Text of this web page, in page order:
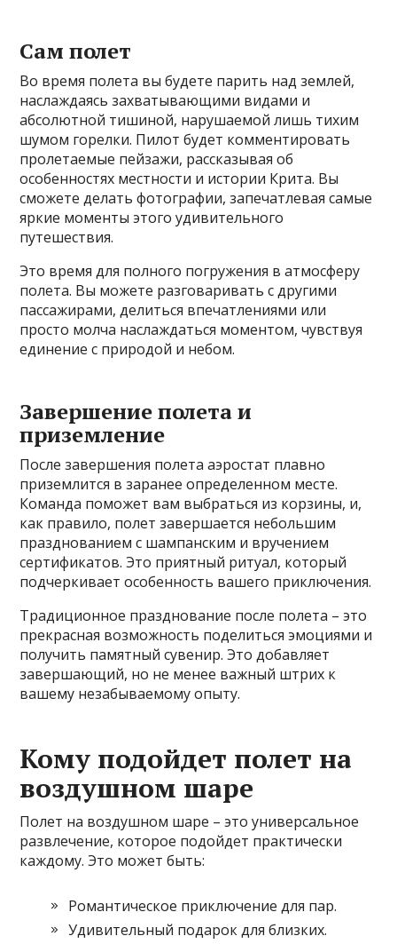
Сам полет
Во время полета вы будете парить над землей,
наслаждаясь захватывающими видами и
абсолютной тишиной, нарушаемой лишь тихим
шумом горелки. Пилот будет комментировать
пролетаемые пейзажи, рассказывая об
особенностях местности и истории Крита. Вы
сможете делать фотографии, запечатлевая самые
яркие моменты этого удивительного
путешествия.
Это время для полного погружения в атмосферу
полета. Вы можете разговаривать с другими
пассажирами, делиться впечатлениями или
просто молча наслаждаться моментом, чувствуя
единение с природой и небом.
Завершение полета и
приземление
После завершения полета аэростат плавно
приземлится в заранее определенном месте.
Команда поможет вам выбраться из корзины, и,
как правило, полет завершается небольшим
празднованием с шампанским и вручением
сертификатов. Это приятный ритуал, который
подчеркивает особенность вашего приключения.
Традиционное празднование после полета – это
прекрасная возможность поделиться эмоциями и
получить памятный сувенир. Это добавляет
завершающий, но не менее важный штрих к
вашему незабываемому опыту.
Кому подойдет полет на
воздушном шаре
Полет на воздушном шаре – это универсальное
развлечение, которое подойдет практически
каждому. Это может быть:
Романтическое приключение для пар.
Удивительный подарок для близких.